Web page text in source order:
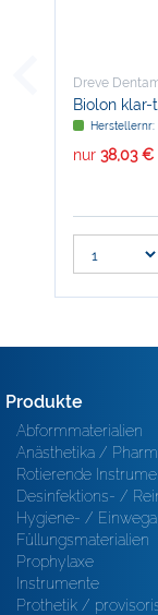
Dreve
Biolon
Herstellernr:
nur 38,03 €
Produkte
Abformmaterialien
Anästhetika /
Rotierende
Desinfektions- /
Hygiene- /
Füllungsmaterialien
Prophylaxe
Instrumente
Prothetik /